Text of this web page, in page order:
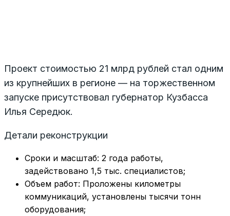
Проект стоимостью 21 млрд рублей стал одним
из крупнейших в регионе — на торжественном
запуске присутствовал губернатор Кузбасса
Илья Середюк.
Детали реконструкции
Сроки и масштаб: 2 года работы,
задействовано 1,5 тыс. специалистов;
Объем работ: Проложены километры
коммуникаций, установлены тысячи тонн
оборудования;